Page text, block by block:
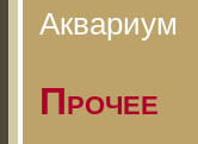
Аквариум
Прочее